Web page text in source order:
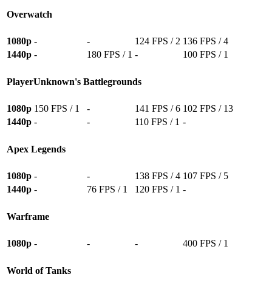
Overwatch
1080p - - 124 FPS / 2 136 FPS / 4
1440p - 180 FPS / 1 - 100 FPS / 1
PlayerUnknown's Battlegrounds
1080p 150 FPS / 1 - 141 FPS / 6 102 FPS / 13
1440p - - 110 FPS / 1 -
Apex Legends
1080p - - 138 FPS / 4 107 FPS / 5
1440p - 76 FPS / 1 120 FPS / 1 -
Warframe
1080p - - - 400 FPS / 1
World of Tanks